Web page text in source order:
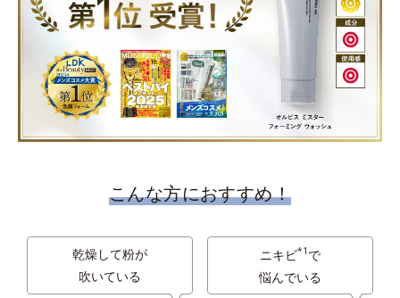
こんな方におすすめ！
乾燥して粉が
吹いている
ニキビ*1 で
悩んでいる